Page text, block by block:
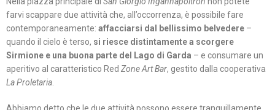
farvi scappare due attività che, all’occorrenza, è possibile fare
contemporaneamente: affacciarsi dal bellissimo belvedere –
quando il cielo è terso, si riesce distintamente a scorgere
Sirmione e una buona parte del Lago di Garda – e consumare un
aperitivo al caratteristico Red Zone Art Bar, gestito dalla cooperativa
La Proletaria